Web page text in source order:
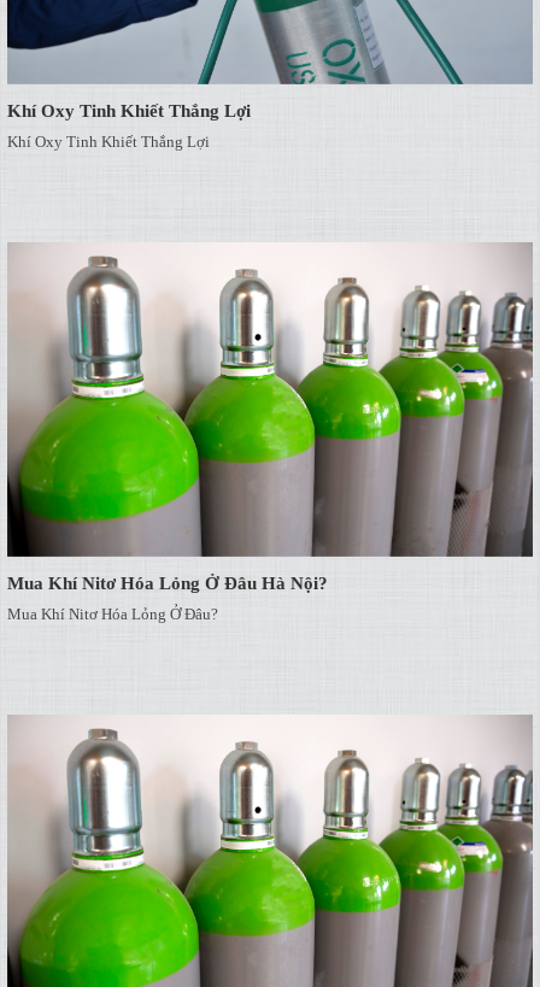
Khí Oxy Tinh Khiết Thắng Lợi
Khí Oxy Tinh Khiết Thắng Lợi
Mua Khí Nitơ Hóa Lỏng Ở Đâu Hà Nội?
Mua Khí Nitơ Hóa Lỏng Ở Đâu?